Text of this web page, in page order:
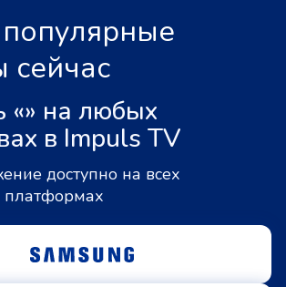
«» на любых
в Impuls TV
доступно на всех